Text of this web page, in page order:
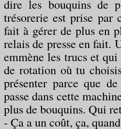
dire les bouquins de
trésorerie est prise
fait à gérer de plus en
relais de presse en fait.
emmène les trucs et
de rotation où tu
présenter parce que
passe dans cette
plus de bouquins. Qui
- Ça a un coût, ça,